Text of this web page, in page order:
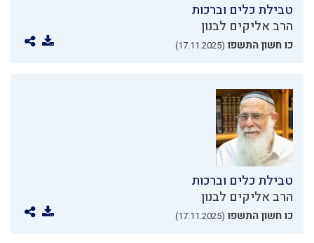
טבילת כלים וברכות
הרב אליקים לבנון
כו חשון התשפו (17.11.2025)
טבילת כלים וברכות
הרב אליקים לבנון
כו חשון התשפו (17.11.2025)